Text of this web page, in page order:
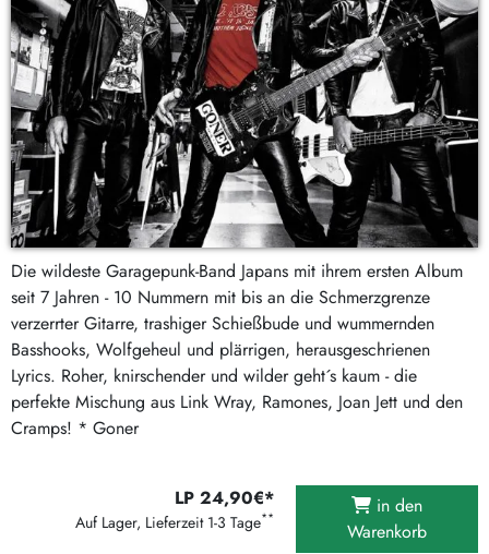
Die wildeste Garagepunk-Band Japans mit ihrem ersten Album
seit 7 Jahren - 10 Nummern mit bis an die Schmerzgrenze
verzerrter Gitarre, trashiger Schießbude und wummernden
Basshooks, Wolfgeheul und plärrigen, herausgeschrienen
Lyrics. Roher, knirschender und wilder geht´s kaum - die
perfekte Mischung aus Link Wray, Ramones, Joan Jett und den
Cramps! * Goner
LP 24,90€*
Auf Lager, Lieferzeit 1-3 Tage**
in den
Warenkorb